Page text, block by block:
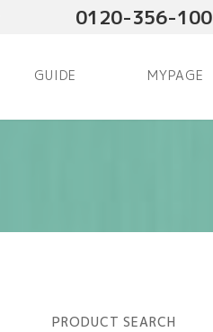
0120-356-100
GUIDE MYPAGE
PRODUCT SEARCH